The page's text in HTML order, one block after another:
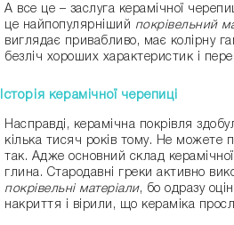
А все це – заслуга керамічної
це найпопулярніший покрівельний
виглядає привабливо, має колірну
безліч хороших характеристик і
Історія керамічної черепиці
Насправді, керамічна покрівля
кілька тисяч років тому. Не можете
так. Адже основний склад
глина. Стародавні греки активно
покрівельні матеріали, бо одразу
накриття і вірили, що кераміка